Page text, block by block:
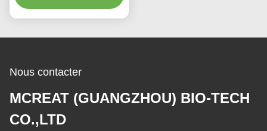
Nous contacter
MCREAT (GUANGZHOU) BIO-TECH
CO.,LTD